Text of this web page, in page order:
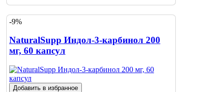
-9%
NaturalSupp Индол-3-карбинол 200
мг, 60 капсул
Добавить в избранное